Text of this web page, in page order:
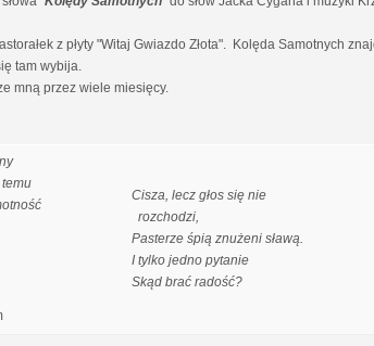
z płyty "Witaj Gwiazdo Złota". Kolęda Samotnych
tam wybija.
mną przez wiele miesięcy.
temu
Cisza, lecz głos się nie
rozchodzi,
Pasterze śpią znużeni sławą.
I tylko jedno pytanie
Skąd brać radość?